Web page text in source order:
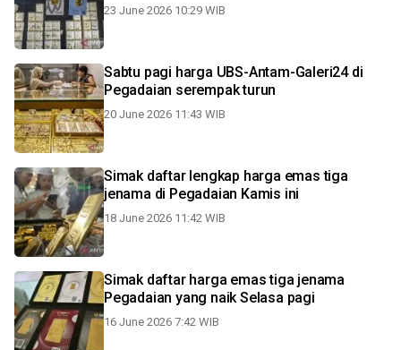
23 June 2026 10:29 WIB
Sabtu pagi harga UBS-Antam-Galeri24 di
Pegadaian serempak turun
20 June 2026 11:43 WIB
Simak daftar lengkap harga emas tiga
jenama di Pegadaian Kamis ini
18 June 2026 11:42 WIB
Simak daftar harga emas tiga jenama
Pegadaian yang naik Selasa pagi
16 June 2026 7:42 WIB